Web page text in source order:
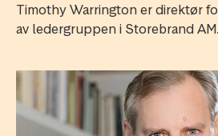
Timothy Warrington er direktør
av ledergruppen i Storebrand AM.